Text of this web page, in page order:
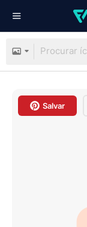
Salvar